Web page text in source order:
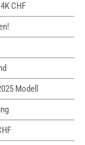
CHF
Modell